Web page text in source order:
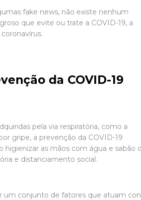
fake news, não existe nenhum
que evite ou trate a COVID-19, a
da COVID-19
pela via respiratória, como a
gripe, a prevenção da COVID-19
higienizar as mãos com água e sabão
e distanciamento social.
um conjunto de fatores que atuam